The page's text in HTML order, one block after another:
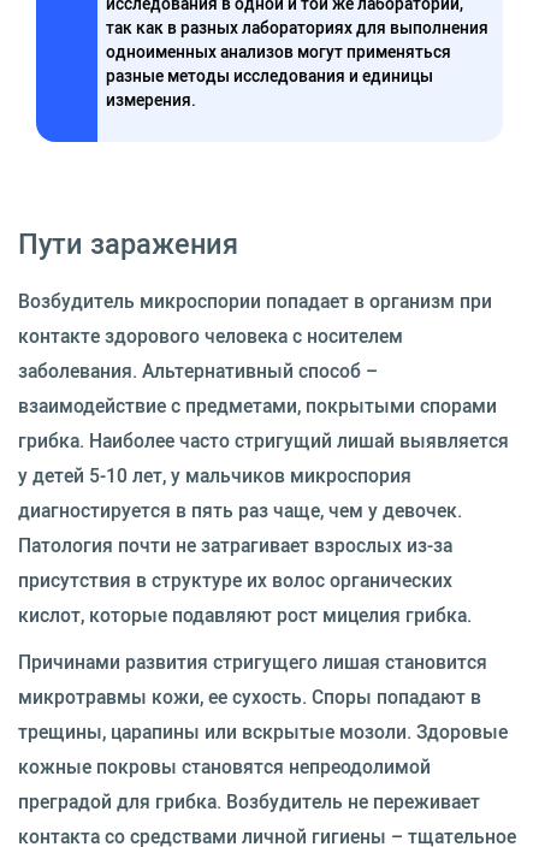
так как в разных лабораториях для выполнения
одноименных анализов могут применяться
разные методы исследования и единицы
измерения.
Пути заражения
Возбудитель микроспории попадает в организм при
контакте здорового человека с носителем
заболевания. Альтернативный способ –
взаимодействие с предметами, покрытыми спорами
грибка. Наиболее часто стригущий лишай выявляется
у детей 5-10 лет, у мальчиков микроспория
диагностируется в пять раз чаще, чем у девочек.
Патология почти не затрагивает взрослых из-за
присутствия в структуре их волос органических
кислот, которые подавляют рост мицелия грибка.
Причинами развития стригущего лишая становится
микротравмы кожи, ее сухость. Споры попадают в
трещины, царапины или вскрытые мозоли. Здоровые
кожные покровы становятся непреодолимой
преградой для грибка. Возбудитель не переживает
контакта со средствами личной гигиены – тщательное